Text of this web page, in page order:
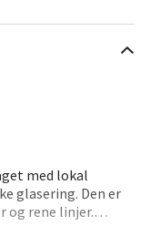
med lokal
glasering. Den er
og rene linjer.Velg